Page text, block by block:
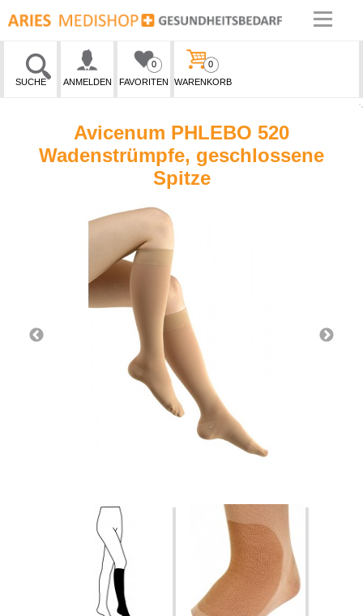
SUCHE ANMELDEN FAVORITEN
0
WARENKORB
0
Avicenum PHLEBO 520
Wadenstrümpfe, geschlossene
Spitze